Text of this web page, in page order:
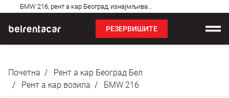
БМW 216, рент а кар Београд, изнајмљивање аута: Бел✓
питања
РЕЗЕРВИШИТЕ
Цене
Почетна
Рент а кар Београд Бел
Рент а кар возила
БМW 216